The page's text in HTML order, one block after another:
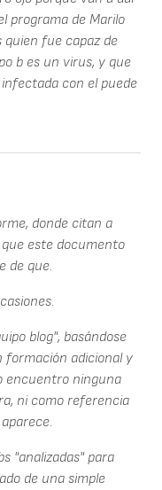
programa de Marilo
fue capaz de
b es un virus, y que
con el puede
donde citan a
este documento
de que.
blog", basándose
formación adicional y
encuentro ninguna
ni como referencia
"analizadas" para
de una simple